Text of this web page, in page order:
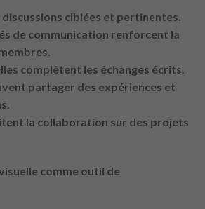
ciblées et pertinentes.
de communication renforcent la
complètent les échanges écrits.
partager des expériences et
la collaboration sur des projets
comme outil de